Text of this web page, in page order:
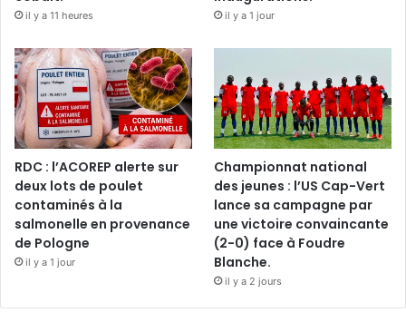
il y a 11 heures il y a 1 jour
RDC : l’ACOREP alerte sur
deux lots de poulet
contaminés à la
salmonelle en provenance
de Pologne
il y a 1 jour
Championnat national
des jeunes : l’US Cap-Vert
lance sa campagne par
une victoire convaincante
(2-0) face à Foudre
Blanche.
il y a 2 jours